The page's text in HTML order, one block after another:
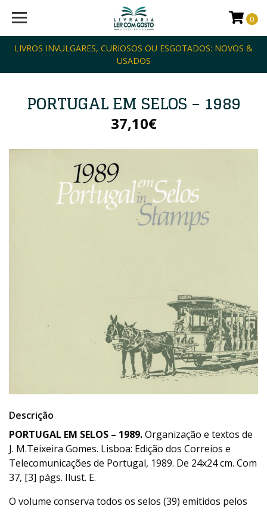
LIVROS INVULGARES, CURIOSOS OU ESGOTADOS: NOVOS &
USADOS
0
PORTUGAL EM SELOS – 1989
37,10€
Descrição
PORTUGAL EM SELOS – 1989.Organização e textos de
J. M.Teixeira Gomes. Lisboa: Edição dos Correios e
Telecomunicações de Portugal, 1989. De 24x24 cm. Com
37, [3] págs. Ilust. E.
O volume conserva todos os selos (39) emitidos pelos